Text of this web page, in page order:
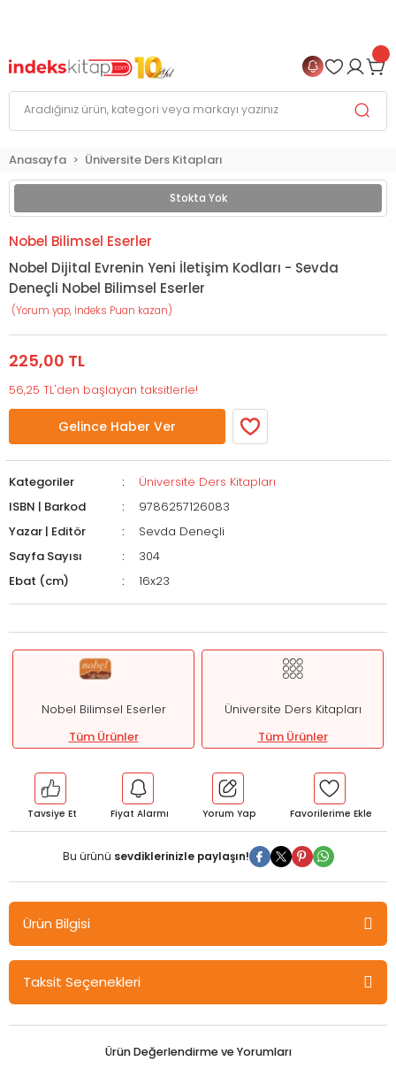
Anasayfa Üniversite Ders Kitapları
Stokta Yok
Nobel Bilimsel Eserler
Nobel Dijital Evrenin Yeni İletişim Kodları - Sevda
Deneçli Nobel Bilimsel Eserler
(Yorum yap, İndeks Puan kazan)
225,00 TL
56,25 TL'den başlayan taksitlerle!
Gelince Haber Ver
Kategoriler
Üniversite Ders Kitapları
ISBN | Barkod
9786257126083
Yazar | Editör
Sevda Deneçli
Sayfa Sayısı
304
Ebat (cm)
16x23
Nobel Bilimsel Eserler
Tüm Ürünler
Üniversite Ders Kitapları
Tüm Ürünler
Tavsiye Et Fiyat Alarmı Yorum Yap
Bu ürünü sevdiklerinizle paylaşın!
Ürün Bilgisi
Nobel Dijital Evrenin Yeni İletişim Kodları - Sevda Deneçli Nobel
Bilimsel Eserler
farklı tematik bölümde derleyen Dijital Evrenin Yeni İletişim Kodları
Taksit Seçenekleri
Ürün Değerlendirme ve Yorumları